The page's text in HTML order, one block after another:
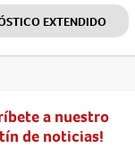
EXTENDIDO
a nuestro
de noticias!